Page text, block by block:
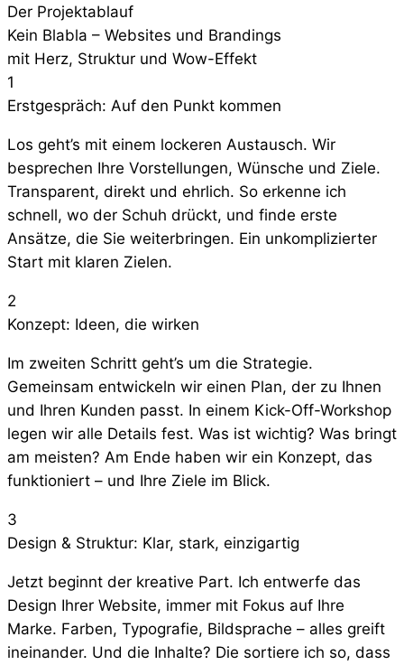
Der Projektablauf
Kein Blabla – Websites und Brandings
mit Herz, Struktur und Wow-Effekt
1
Erstgespräch: Auf den Punkt kommen
Los geht’s mit einem lockeren Austausch. Wir
besprechen Ihre Vorstellungen, Wünsche und Ziele.
Transparent, direkt und ehrlich. So erkenne ich
schnell, wo der Schuh drückt, und finde erste
Ansätze, die Sie weiterbringen. Ein unkomplizierter
Start mit klaren Zielen.
2
Konzept: Ideen, die wirken
Im zweiten Schritt geht’s um die Strategie.
Gemeinsam entwickeln wir einen Plan, der zu Ihnen
und Ihren Kunden passt. In einem Kick-Off-Workshop
legen wir alle Details fest. Was ist wichtig? Was bringt
am meisten? Am Ende haben wir ein Konzept, das
funktioniert – und Ihre Ziele im Blick.
3
Design & Struktur: Klar, stark, einzigartig
Jetzt beginnt der kreative Part. Ich entwerfe das
Design Ihrer Website, immer mit Fokus auf Ihre
Marke. Farben, Typografie, Bildsprache – alles greift
ineinander. Und die Inhalte? Die sortiere ich so, dass